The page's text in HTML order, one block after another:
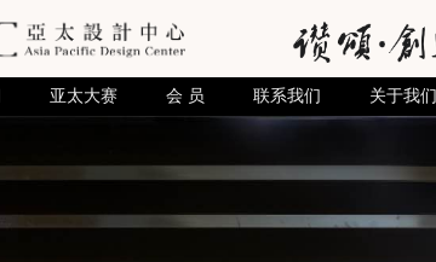
亚太大赛 会 员 联系我们 关于我们